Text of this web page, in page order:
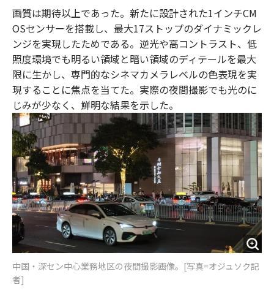
画質は期待以上であった。新たに設計された1インチCM
OSセンサーを搭載し、最大17ストップのダイナミックレ
ンジを実現したためである。逆光や高コントラスト、低
照度環境でも明るい領域と暗い領域のディテールを最大
限に生かし、専門的なシネマカメラレベルの色表現を実
現することに焦点を当てた。実際の夜間撮影でも光のに
じみが少なく、鮮明な結果を示した。
中国・深セン中心業務地区の夜間撮影画像。[写真=オジュソク記
者]